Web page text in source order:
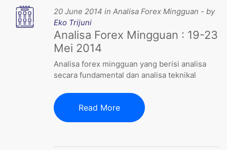
20 June 2014 in Analisa Forex Mingguan - by
Eko Trijuni
Analisa Forex Mingguan : 19-23
Mei 2014
Analisa forex mingguan yang berisi analisa
secara fundamental dan analisa teknikal
Read More